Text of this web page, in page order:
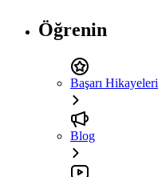
Öğrenin
Başarı Hikayeleri
Blog